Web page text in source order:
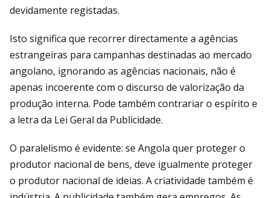
devidamente registadas.
Isto significa que recorrer directamente a agências
estrangeiras para campanhas destinadas ao mercado
angolano, ignorando as agências nacionais, não é
apenas incoerente com o discurso de valorização da
produção interna. Pode também contrariar o espírito e
a letra da Lei Geral da Publicidade.
O paralelismo é evidente: se Angola quer proteger o
produtor nacional de bens, deve igualmente proteger
o produtor nacional de ideias. A criatividade também é